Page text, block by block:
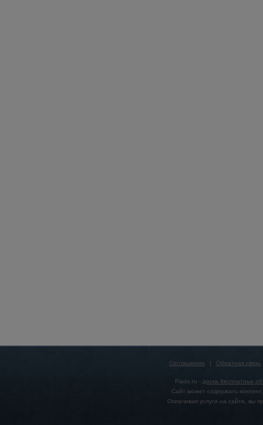
Соглашение | Обратная связь
Flado.ru - доска бесплатных
Сайт может содержать
Оплачивая услуги на сайте, вы